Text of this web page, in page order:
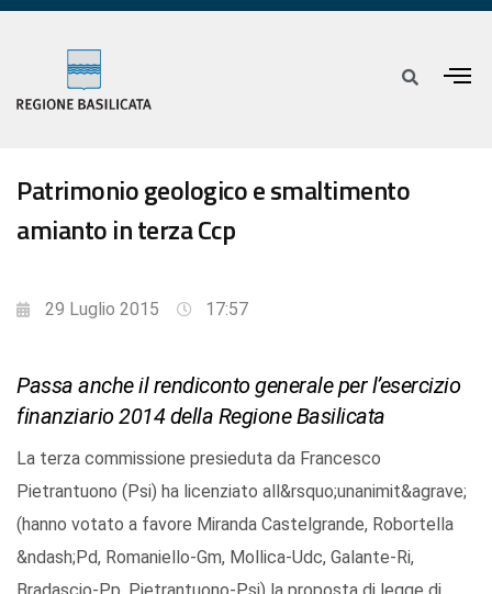
Patrimonio geologico e smaltimento
amianto in terza Ccp
29 Luglio 2015 17:57
Passa anche il rendiconto generale per l’esercizio
finanziario 2014 della Regione Basilicata
La terza commissione presieduta da Francesco
Pietrantuono (Psi) ha licenziato all&rsquo;unanimit&agrave;
(hanno votato a favore Miranda Castelgrande, Robortella
&ndash;Pd, Romaniello-Gm, Mollica-Udc, Galante-Ri,